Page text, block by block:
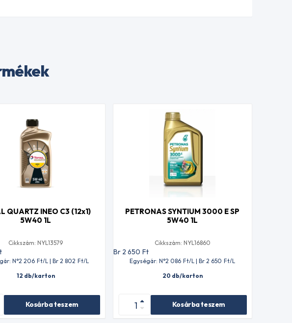
QUARTZ INEO C3 (12x1)
5W40 1L
Cikkszám: NYL13579
N°2 206 Ft/L | Br 2 802 Ft/L
12 db/karton
Kosárba teszem
PETRONAS SYNTIUM 3000 E SP
5W40 1L
Cikkszám: NYL16860
Br 2 650 Ft
Egységár: N°2 086 Ft/L | Br 2 650 Ft/L
20 db/karton
Kosárba teszem